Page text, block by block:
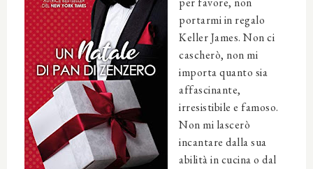
portarmi in regalo
Keller James. Non ci
cascherò, non mi
importa quanto sia
affascinante,
irresistibile e famoso.
Non mi lascerò
incantare dalla sua
abilità in cucina o dal